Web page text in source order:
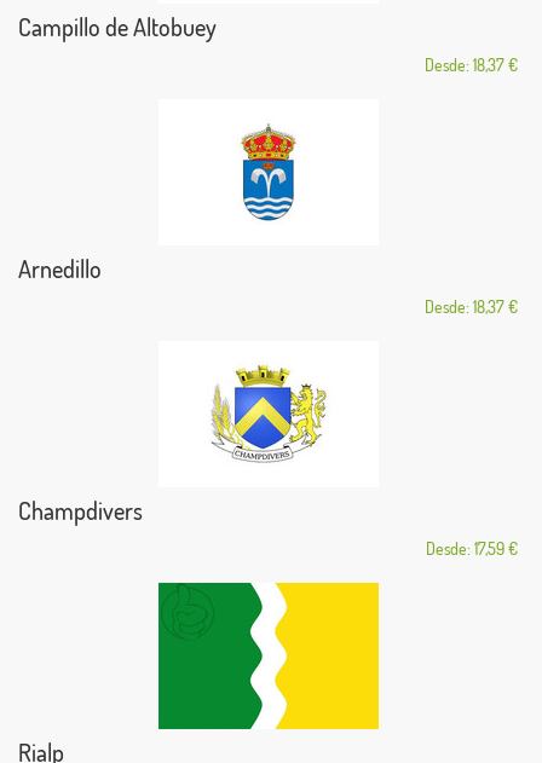
Campillo de Altobuey
Desde: 18,37 €
Arnedillo
Desde: 18,37 €
Champdivers
Desde: 17,59 €
Rialp